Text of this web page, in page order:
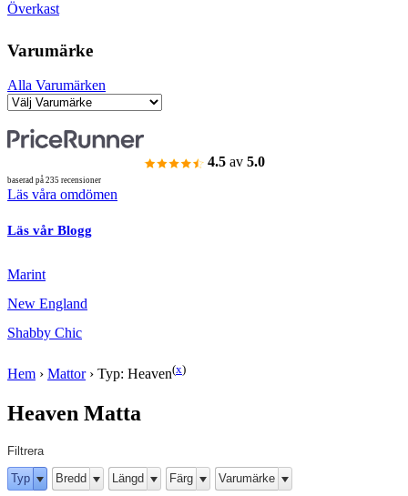
Överkast
Varumärke
Alla Varumärken
4.5 av 5.0
baserad på 235 recensioner
Läs våra omdömen
Läs vår Blogg
Marint
New England
Shabby Chic
Hem › Mattor› Typ: Heaven(x)
Heaven Matta
Filtrera
Typ
Bredd Längd Färg Varumärke